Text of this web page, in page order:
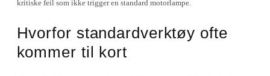
kritiske feil som ikke trigger en standard motorlampe.
Hvorfor standardverktøy ofte
kommer til kort